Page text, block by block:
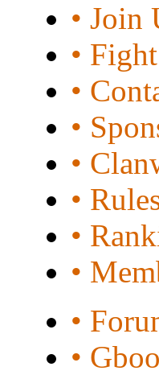
• Join
•
•
•
•
•
•
•
•
•